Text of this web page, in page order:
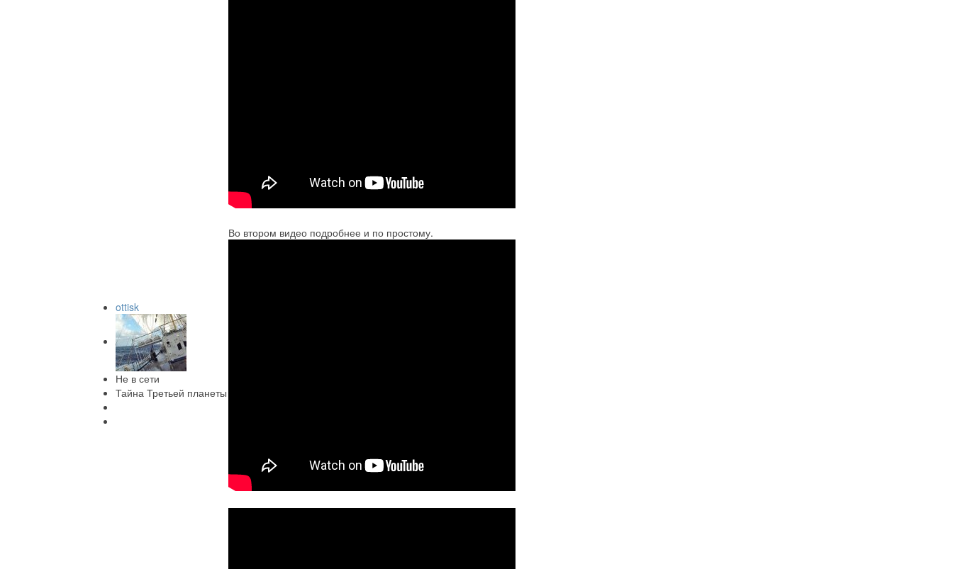
ottisk
Не в сети
Тайна Третьей планеты
Во втором видео подробнее и по простому.